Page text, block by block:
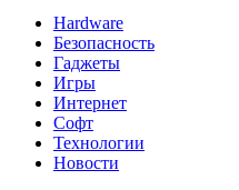
Hardware
Безопасность
Гаджеты
Игры
Интернет
Софт
Технологии
Новости